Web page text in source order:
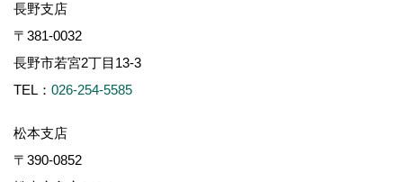
長野支店
〒381-0032
長野市若宮2丁目13-3
TEL： 026-254-5585
松本支店
〒390-0852